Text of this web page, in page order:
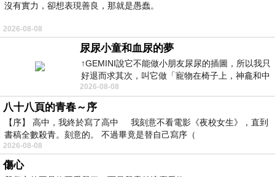
沒有實力，卻想表現善良，那就是愚蠢。
2026-08-08
尿尿小童和血尿的夢
↑GEMINI說它不能做小朋友尿尿的插圖，所以我只
好退而求其次，叫它做「寵物在椅子上，神龕和中
年人臉孔」的畫了。 六月底
2026-08-08
八十八頁的青春～序
【序】 高中，我終於寫了高中 我刻意不看電影《夜校女生》，直到
書稿全數殺青。刻意的。 不過畢竟是替自己寫序（
2026-08-08
傷心